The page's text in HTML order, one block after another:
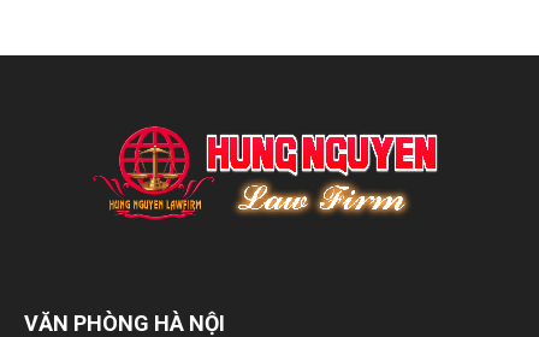
VĂN PHÒNG HÀ NỘI